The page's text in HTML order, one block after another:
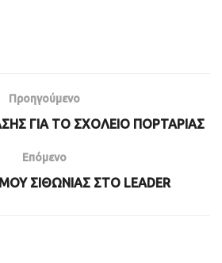
Προηγούμενο
ΓΙΑ ΤΟ ΣΧΟΛΕΙΟ ΠΟΡΤΑΡΙΑΣ
Επόμενο
ΣΙΘΩΝΙΑΣ ΣΤΟ LEADER